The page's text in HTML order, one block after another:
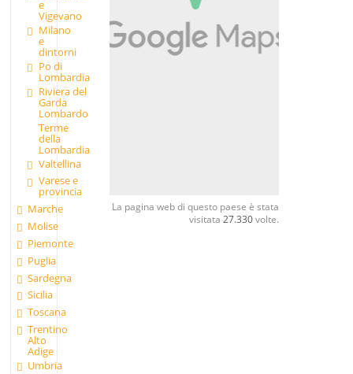
e
Vigevano
Milano
e
dintorni
Po di
Lombardia
Riviera del
Garda
Lombardo
Terme
della
Lombardia
Valtellina
Varese e
provincia
Marche
Molise
Piemonte
Puglia
Sardegna
Sicilia
Toscana
Trentino
Alto
Adige
Umbria
La pagina web di questo paese è stata
visitata 27.330volte.